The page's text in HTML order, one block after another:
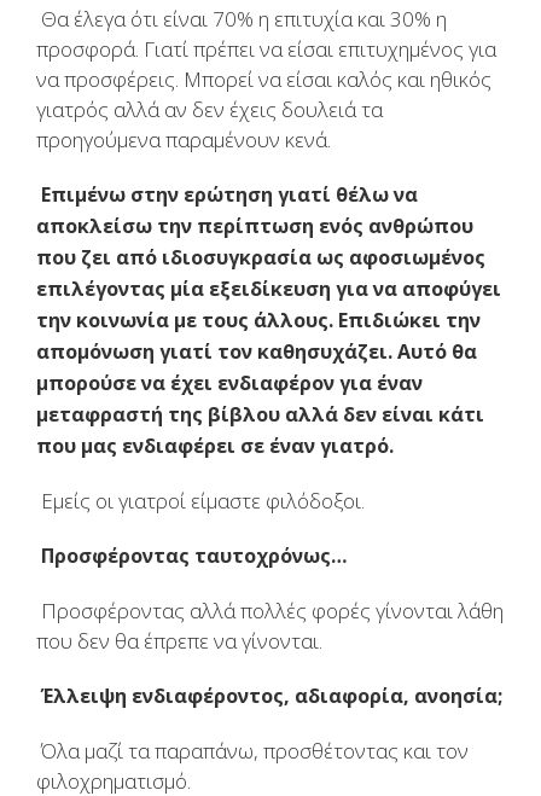
Θα έλεγα ότι είναι 70% η επιτυχία και 30% η
προσφορά. Γιατί πρέπει να είσαι επιτυχημένος για
να προσφέρεις. Μπορεί να είσαι καλός και ηθικός
γιατρός αλλά αν δεν έχεις δουλειά τα
προηγούμενα παραμένουν κενά.
Επιμένω στην ερώτηση γιατί θέλω να
αποκλείσω την περίπτωση ενός ανθρώπου
που ζει από ιδιοσυγκρασία ως αφοσιωμένος
επιλέγοντας μία εξειδίκευση για να αποφύγει
την κοινωνία με τους άλλους. Επιδιώκει την
απομόνωση γιατί τον καθησυχάζει. Αυτό θα
μπορούσε να έχει ενδιαφέρον για έναν
μεταφραστή της βίβλου αλλά δεν είναι κάτι
που μας ενδιαφέρει σε έναν γιατρό.
Εμείς οι γιατροί είμαστε φιλόδοξοι.
Προσφέροντας ταυτοχρόνως…
Προσφέροντας αλλά πολλές φορές γίνονται λάθη
που δεν θα έπρεπε να γίνονται.
Έλλειψη ενδιαφέροντος, αδιαφορία, ανοησία;
Όλα μαζί τα παραπάνω, προσθέτοντας και τον
φιλοχρηματισμό.